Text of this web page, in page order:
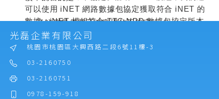
可以使用 iNET網路數據包協定獲取符合 iNET 的
數據。iNET模組符合TTC NPD數據包協定版本
3 。
工業介面
n
了解測量儀器可以實現的不確定性。
n
確認測量儀器是否有任何可能對結果產生懷疑
的改動。
n
在實際使用儀器時，改進對參考值與使用測量
光磊企業有限公司
桃園市桃園區大興西路二段6號11樓-3
03-2160750
03-2160751
0978-159-918